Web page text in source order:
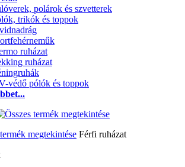
polárok és szvetterek
trikók és toppok
ruházat
ruházat
védő pólók és toppok
megtekintése Férfi ruházat